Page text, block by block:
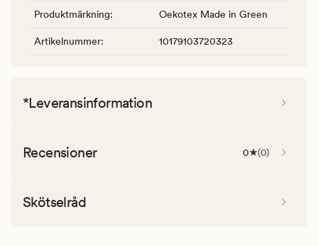
Produktmärkning: Oekotex Made in Green
Artikelnummer: 10179103720323
*Leveransinformation
Recensioner 0 (0)
Skötselråd